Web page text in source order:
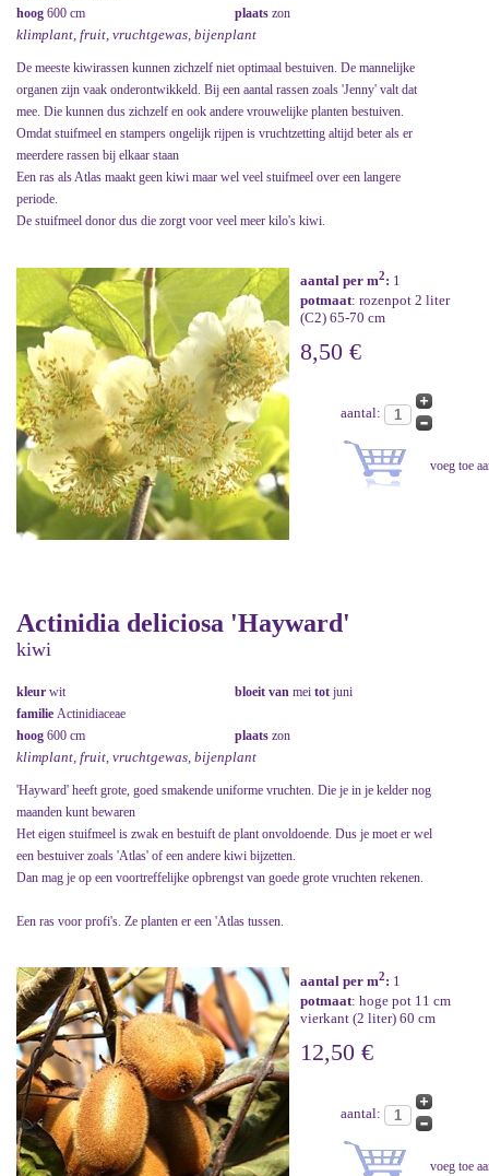
hoog 600 cm plaats zon
klimplant, fruit, vruchtgewas, bijenplant
De meeste kiwirassen kunnen zichzelf niet optimaal bestuiven. De mannelijke
organen zijn vaak onderontwikkeld. Bij een aantal rassen zoals 'Jenny' valt dat
mee. Die kunnen dus zichzelf en ook andere vrouwelijke planten bestuiven.
Omdat stuifmeel en stampers ongelijk rijpen is vruchtzetting altijd beter als er
meerdere rassen bij elkaar staan
Een ras als Atlas maakt geen kiwi maar wel veel stuifmeel over een langere
periode.
De stuifmeel donor dus die zorgt voor veel meer kilo's kiwi.
aantal per m2: 1
potmaat: rozenpot 2 liter
(C2) 65-70 cm
8,50 €
aantal:
Actinidia deliciosa 'Hayward'
kiwi
kleur wit bloeit van mei tot juni
familie Actinidiaceae
hoog 600 cm plaats zon
klimplant, fruit, vruchtgewas, bijenplant
'Hayward' heeft grote, goed smakende uniforme vruchten. Die je in je kelder nog
maanden kunt bewaren
Het eigen stuifmeel is zwak en bestuift de plant onvoldoende. Dus je moet er wel
een bestuiver zoals 'Atlas' of een andere kiwi bijzetten.
Dan mag je op een voortreffelijke opbrengst van goede grote vruchten rekenen.
Een ras voor profi's. Ze planten er een 'Atlas tussen.
aantal per m2: 1
potmaat: hoge pot 11 cm
vierkant (2 liter) 60 cm
12,50 €
aantal: